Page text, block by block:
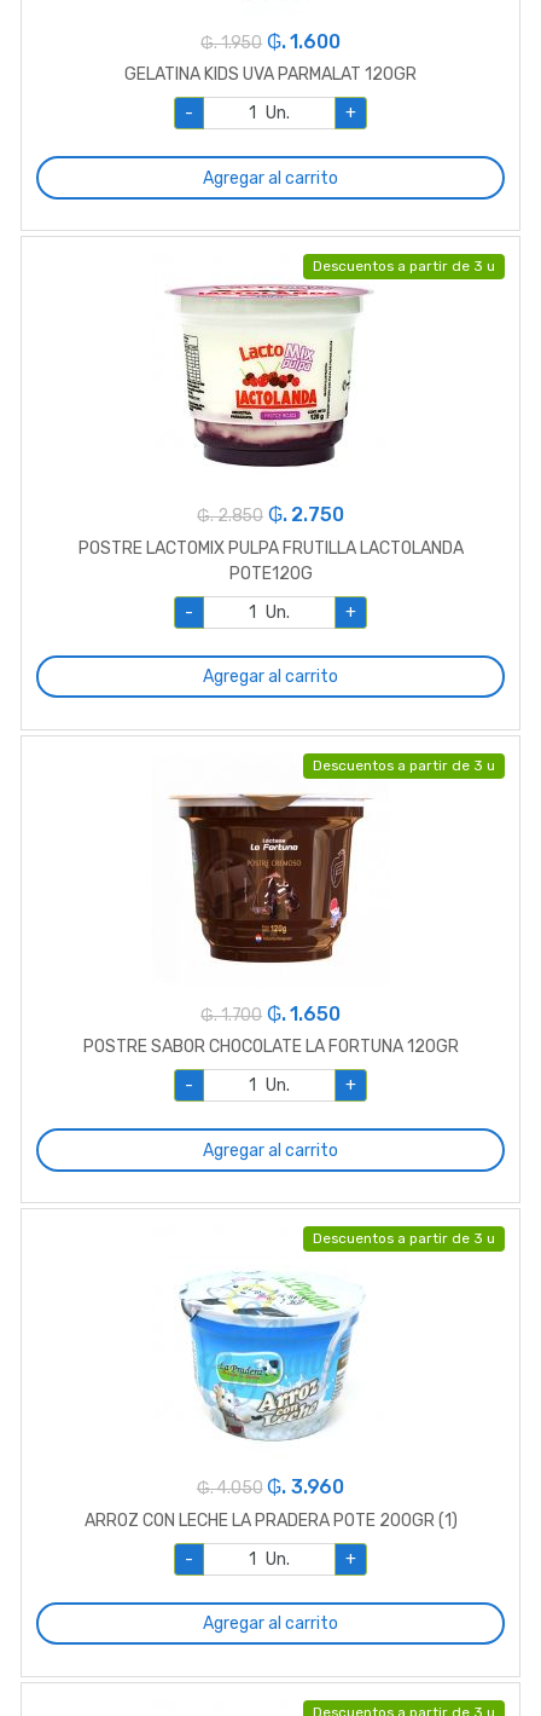
₲. 1.950 ₲. 1.600
GELATINA KIDS UVA PARMALAT 120GR
-
Un. +
Agregar al carrito
Descuentos a partir de 3 u
₲. 2.850 ₲. 2.750
POSTRE LACTOMIX PULPA FRUTILLA LACTOLANDA
POTE120G
-
Un. +
Agregar al carrito
Descuentos a partir de 3 u
₲. 1.700 ₲. 1.650
POSTRE SABOR CHOCOLATE LA FORTUNA 120GR
-
Un. +
Agregar al carrito
Descuentos a partir de 3 u
₲. 4.050 ₲. 3.960
ARROZ CON LECHE LA PRADERA POTE 200GR (1)
-
Un. +
Agregar al carrito
Descuentos a partir de 3 u